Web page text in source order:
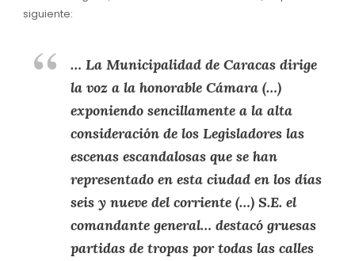
siguiente:
… La Municipalidad de Caracas dirige
la voz a la honorable Cámara (…)
exponiendo sencillamente a la alta
consideración de los Legisladores las
escenas escandalosas que se han
representado en esta ciudad en los días
seis y nueve del corriente (…) S.E. el
comandante general… destacó gruesas
partidas de tropas por todas las calles